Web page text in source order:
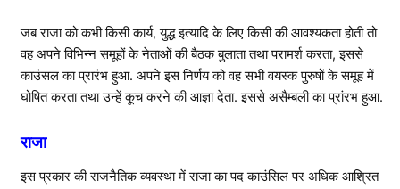
जब राजा को कभी किसी कार्य, युद्ध इत्यादि के लिए किसी की आवश्यकता होती तो
वह अपने विभिन्न समूहों के नेताओं की बैठक बुलाता तथा परामर्श करता, इससे
काउंसल का प्रारंभ हुआ. अपने इस निर्णय को वह सभी वयस्क पुरुषों के समूह में
घोषित करता तथा उन्हें कूच करने की आज्ञा देता. इससे असैम्बली का प्रांरभ हुआ.
राजा
इस प्रकार की राजनैतिक व्यवस्था में राजा का पद काउंसिल पर अधिक आश्रित